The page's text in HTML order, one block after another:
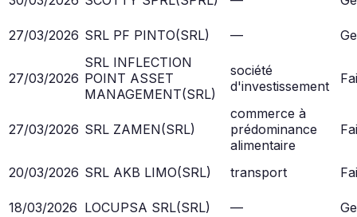
27/03/2026 SRL PF PINTO(SRL) —
27/03/2026
SRL INFLECTION
POINT ASSET
MANAGEMENT(SRL)
société
d'investissement
27/03/2026 SRL ZAMEN(SRL)
commerce à
prédominance
alimentaire
20/03/2026 SRL AKB LIMO(SRL) transport
18/03/2026 LOCUPSA SRL(SRL) —